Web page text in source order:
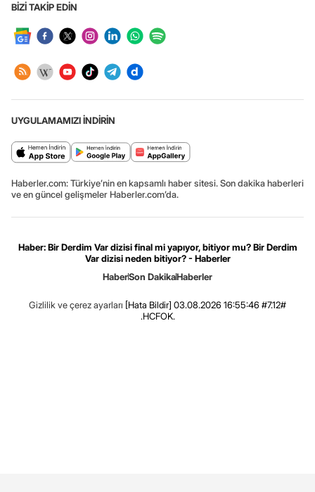
BİZİ TAKİP EDİN
UYGULAMAMIZI İNDİRİN
Haberler.com: Türkiye’nin en kapsamlı haber sitesi. Son dakika haberleri
ve en güncel gelişmeler Haberler.com’da.
Haber: Bir Derdim Var dizisi final mi yapıyor, bitiyor mu? Bir Derdim
Var dizisi neden bitiyor? - Haberler
HaberSon DakikaHaberler
Gizlilik ve çerez ayarları [Hata Bildir] 03.08.2026 16:55:46 #7.12#
.HCFOK.